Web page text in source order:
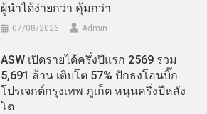
ผู้นำได้ง่ายกว่า คุ้มกว่า
07/08/2026 Admin
ASW เปิดรายได้ครึ่งปีแรก 2569 รวม
5,691 ล้าน เติบโต 57% ปักธงโอนบิ๊ก
โปรเจกต์กรุงเทพ ภูเก็ต หนุนครึ่งปีหลัง
โต